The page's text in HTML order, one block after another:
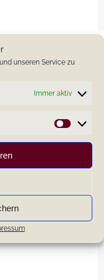
unseren Service zu
Immer aktiv